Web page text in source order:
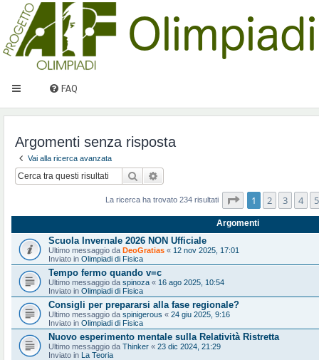
FAQ
Argomenti senza risposta
Vai alla ricerca avanzata
Cerca
La ricerca ha trovato 234 risultati Pagina1 di10
1 2 3 4 5
Argomenti
Scuola Invernale 2026 NON Ufficiale
Ultimo messaggio da DeoGratias « 12 nov 2025, 17:01
Inviato in Olimpiadi di Fisica
Tempo fermo quando v=c
Ultimo messaggio da spinoza « 16 ago 2025, 10:54
Inviato in Olimpiadi di Fisica
Consigli per prepararsi alla fase regionale?
Ultimo messaggio da spinigerous « 24 giu 2025, 9:16
Inviato in Olimpiadi di Fisica
Nuovo esperimento mentale sulla Relatività Ristretta
Ultimo messaggio da Thinker « 23 dic 2024, 21:29
Inviato in La Teoria